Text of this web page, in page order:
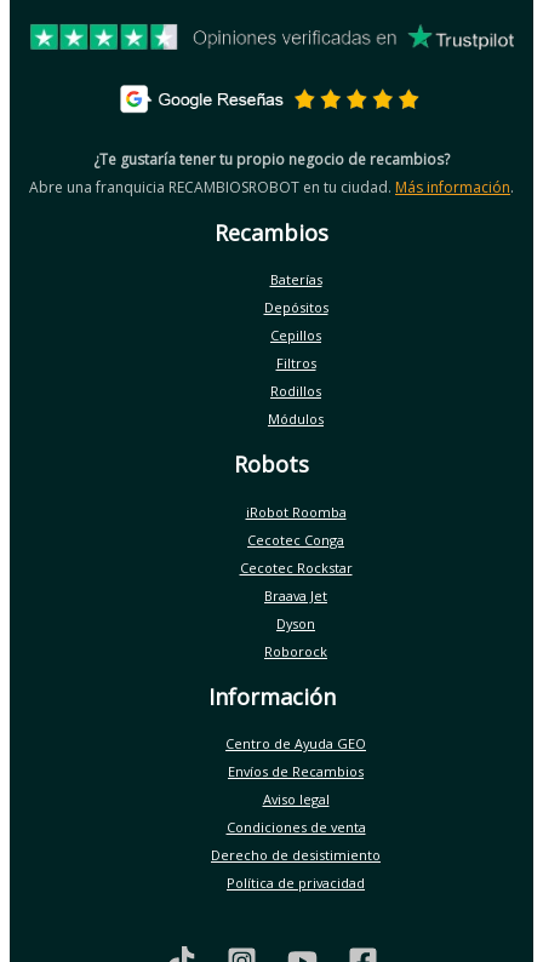
¿Te gustaría tener tu propio negocio de recambios?
Abre una franquicia RECAMBIOSROBOT en tu ciudad. Más información.
Recambios
Baterías
Depósitos
Cepillos
Filtros
Rodillos
Módulos
Robots
iRobot Roomba
Cecotec Conga
Cecotec Rockstar
Braava Jet
Dyson
Roborock
Información
Centro de Ayuda GEO
Envíos de Recambios
Aviso legal
Condiciones de venta
Derecho de desistimiento
Política de privacidad